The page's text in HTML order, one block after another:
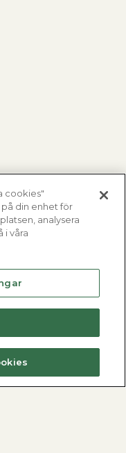
cookies"
din enhet för
analysera
i våra